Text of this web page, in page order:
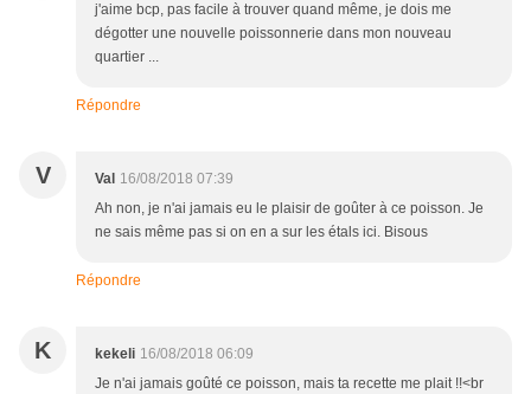
j'aime bcp, pas facile à trouver quand même, je dois me
dégotter une nouvelle poissonnerie dans mon nouveau
quartier ...
Répondre
V Val 16/08/2018 07:39
Ah non, je n'ai jamais eu le plaisir de goûter à ce poisson. Je
ne sais même pas si on en a sur les étals ici. Bisous
Répondre
K kekeli 16/08/2018 06:09
Je n'ai jamais goûté ce poisson, mais ta recette me plait !!<br